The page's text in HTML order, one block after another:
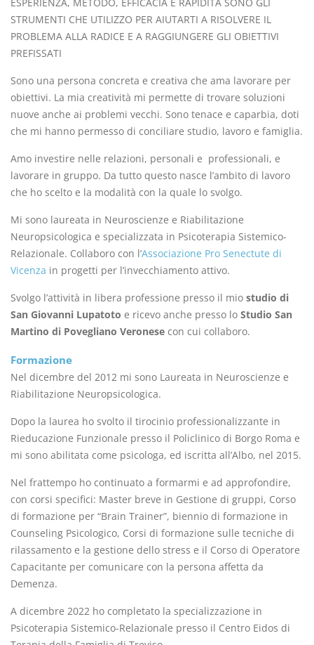
STRUMENTI CHE UTILIZZO PER AIUTARTI A RISOLVERE IL
PROBLEMA ALLA RADICE E A RAGGIUNGERE GLI OBIETTIVI
PREFISSATI
Sono una persona concreta e creativa che ama lavorare per
obiettivi. La mia creatività mi permette di trovare soluzioni
nuove anche ai problemi vecchi. Sono tenace e caparbia, doti
che mi hanno permesso di conciliare studio, lavoro e famiglia.
Amo investire nelle relazioni, personali e professionali, e
lavorare in gruppo. Da tutto questo nasce l’ambito di lavoro
che ho scelto e la modalità con la quale lo svolgo.
Mi sono laureata in Neuroscienze e Riabilitazione
Neuropsicologica e specializzata in Psicoterapia Sistemico-
Relazionale. Collaboro con l’Associazione Pro Senectute di
Vicenza in progetti per l’invecchiamento attivo.
Svolgo l’attività in libera professione presso il mio studio di
San Giovanni Lupatoto e ricevo anche presso lo Studio San
Martino di Povegliano Veronese con cui collaboro.
Formazione
Nel dicembre del 2012 mi sono Laureata in Neuroscienze e
Riabilitazione Neuropsicologica.
Dopo la laurea ho svolto il tirocinio professionalizzante in
Rieducazione Funzionale presso il Policlinico di Borgo Roma e
mi sono abilitata come psicologa, ed iscritta all’Albo, nel 2015.
Nel frattempo ho continuato a formarmi e ad approfondire,
con corsi specifici: Master breve in Gestione di gruppi, Corso
di formazione per “Brain Trainer”, biennio di formazione in
Counseling Psicologico, Corsi di formazione sulle tecniche di
rilassamento e la gestione dello stress e il Corso di Operatore
Capacitante per comunicare con la persona affetta da
Demenza.
A dicembre 2022 ho completato la specializzazione in
Psicoterapia Sistemico-Relazionale presso il Centro Eidos di